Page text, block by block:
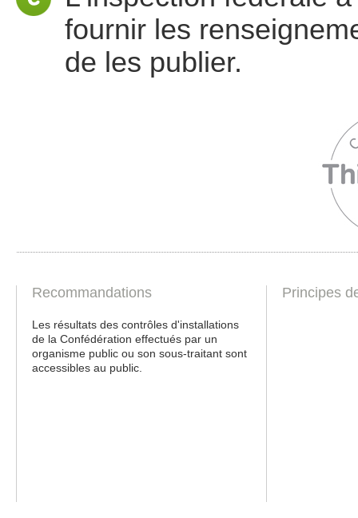
fournir les
de les publier.
Recommandations
Les résultats des contrôles d'installations
de la Confédération effectués par un
organisme public ou son sous-traitant sont
accessibles au public.
Principes